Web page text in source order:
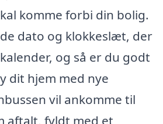
komme forbi din bolig.
dato og klokkeslæt, der
og så er du godt
dit hjem med nye
vil ankomme til
aftalt, fyldt med et